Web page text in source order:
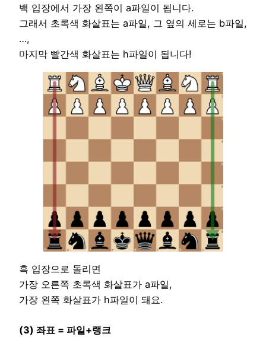
백 입장에서 가장 왼쪽이 a파일이 됩니다.
그래서 초록색 화살표는 a파일, 그 옆의 세로는 b파일,
…,
마지막 빨간색 화살표는 h파일이 됩니다!
흑 입장으로 돌리면
가장 오른쪽 초록색 화살표가 a파일,
가장 왼쪽 화살표가 h파일이 돼요.
(3) 좌표 = 파일+랭크